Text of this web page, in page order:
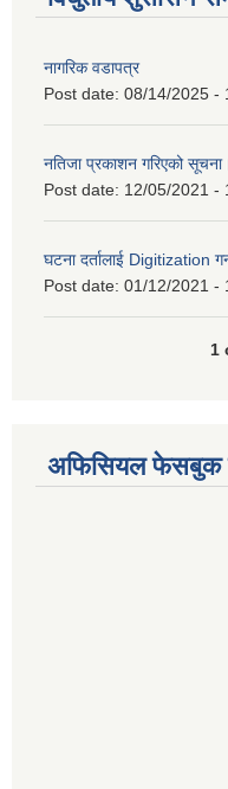
नागरिक वडापत्र
Post date: 08/14/2025 -
नतिजा प्रकाशन गरिएको
Post date: 12/05/2021 -
घटना दर्तालाई Digitization
Post date: 01/12/2021 -
1
अफिसियल फेसबुक